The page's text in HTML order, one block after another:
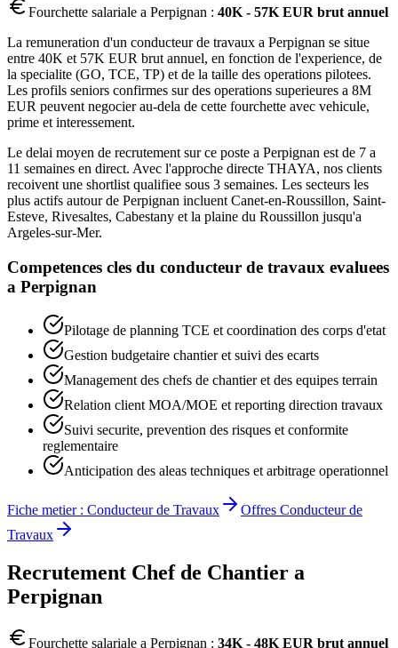
Fourchette salariale a Perpignan : 40K - 57K EUR brut annuel
La remuneration d'un conducteur de travaux a Perpignan se situe
entre 40K et 57K EUR brut annuel, en fonction de l'experience, de
la specialite (GO, TCE, TP) et de la taille des operations pilotees.
Les profils seniors confirmes sur des operations superieures a 8M
EUR peuvent negocier au-dela de cette fourchette avec vehicule,
prime et interessement.
Le delai moyen de recrutement sur ce poste a Perpignan est de 7 a
11 semaines en direct. Avec l'approche directe THAYA, nos clients
recoivent une shortlist qualifiee sous 3 semaines. Les secteurs les
plus actifs autour de Perpignan incluent Canet-en-Roussillon, Saint-
Esteve, Rivesaltes, Cabestany et la plaine du Roussillon jusqu'a
Argeles-sur-Mer.
Competences cles du conducteur de travaux evaluees
a Perpignan
Pilotage de planning TCE et coordination des corps d'etat
Gestion budgetaire chantier et suivi des ecarts
Management des chefs de chantier et des equipes terrain
Relation client MOA/MOE et reporting direction travaux
Suivi securite, prevention des risques et conformite
reglementaire
Anticipation des aleas techniques et arbitrage operationnel
Fiche metier : Conducteur de Travaux Offres Conducteur de
Travaux
Recrutement Chef de Chantier a
Perpignan
Fourchette salariale a Perpignan : 34K - 48K EUR brut annuel